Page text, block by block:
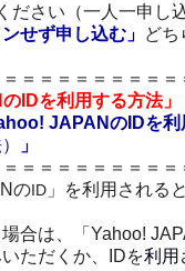
さい（一人一申し
ンせず申し込む」 どち
＝＝＝＝＝＝＝＝＝
IDを利用する方法」
JAPANのIDを利
」
＝＝＝＝＝＝＝＝＝
のID 」を利用される
合は、「Yahoo!
ただくか、
IDを利用